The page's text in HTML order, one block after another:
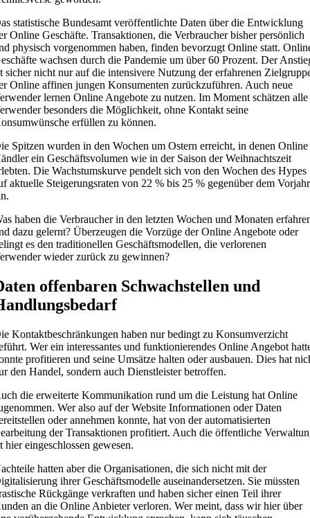
statistische Bundesamt veröffentlichte Daten über die Entwicklung
Online Geschäfte. Transaktionen, die Verbraucher bisher persönlich
physisch vorgenommen haben, finden bevorzugt Online statt.
wachsen durch die Pandemie um über 60 Prozent. Der
sicher nicht nur auf die intensivere Nutzung der erfahrenen
Online affinen jungen Konsumenten zurückzuführen. Auch neue
lernen Online Angebote zu nutzen. Im Moment schätzen alle
besonders die Möglichkeit, ohne Kontakt seine
erfüllen zu können.
Spitzen wurden in den Wochen um Ostern erreicht, in denen Online
ein Geschäftsvolumen wie in der Saison der Weihnachtszeit
Die Wachstumskurve pendelt sich von den Wochen des Hypes
aktuelle Steigerungsraten von 22 % bis 25 % gegenüber dem Vorjahr
haben die Verbraucher in den letzten Wochen und Monaten
dazu gelernt? Überzeugen die Vorzüge der Online Angebote oder
es den traditionellen Geschäftsmodellen, die verlorenen
wieder zurück zu gewinnen?
offenbaren Schwachstellen und
Kontaktbeschränkungen haben nur bedingt zu Konsumverzicht
Wer ein interessantes und funktionierendes Online Angebot
profitieren und seine Umsätze halten oder ausbauen. Dies hat
den Handel, sondern auch Dienstleister betroffen.
die erweiterte Kommunikation rund um die Leistung hat Online
Wer also auf der Website Informationen oder Daten
oder annehmen konnte, hat von der automatisierten
der Transaktionen profitiert. Auch die öffentliche
hier eingeschlossen gewesen.
hatten aber die Organisationen, die sich nicht mit der
ihrer Geschäftsmodelle auseinandersetzen. Sie müssten
Rückgänge verkraften und haben sicher einen Teil ihrer
an die Online Anbieter verloren. Wer meint, dass wir hier über